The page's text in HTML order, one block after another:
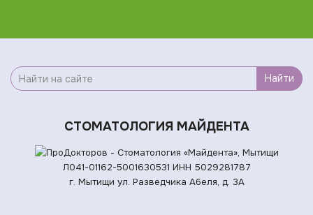
Найти
СТОМАТОЛОГИЯ МАЙДЕНТА
Л041-01162-5001630531 ИНН 5029281787
г. Мытищи ул. Разведчика Абеля, д. 3А